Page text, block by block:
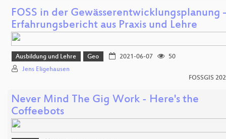
FOSS in der Gewässerentwicklungsplanung
Erfahrungsbericht aus Praxis und Lehre
Ausbildung und Lehre Geo 2021-06-07
50
Jens Eligehausen
FOSSGIS
Never Mind The Gig Work - Here's the
Coffeebots